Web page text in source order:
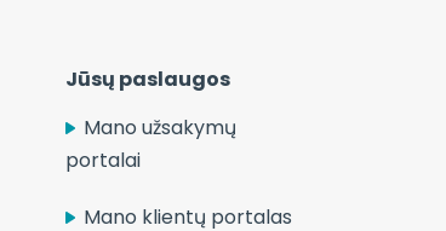
Jūsų paslaugos
Mano užsakymų
portalai
Mano klientų portalas